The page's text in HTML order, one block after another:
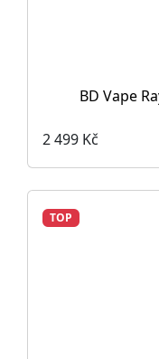
BD Vape
2 499 Kč
TOP